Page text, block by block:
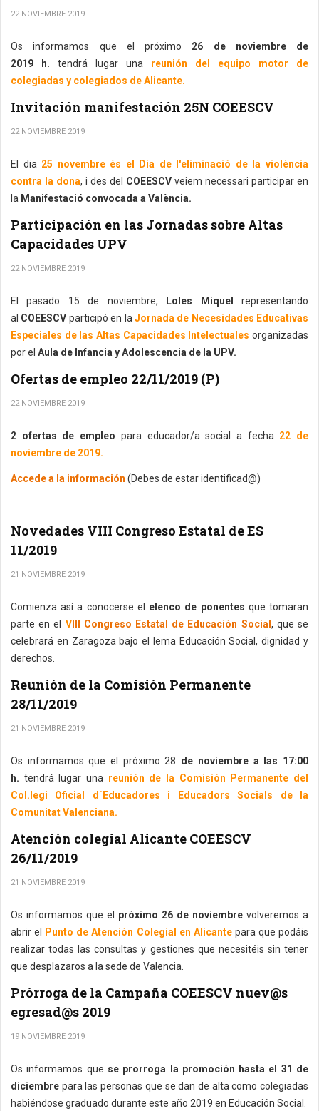
22 NOVIEMBRE 2019
Os informamos que el próximo 26 de noviembre de
2019 h. tendrá lugar una reunión del equipo motor de
colegiadas y colegiados de Alicante.
Invitación manifestación 25N COEESCV
22 NOVIEMBRE 2019
El dia 25 novembre és el Dia de l'eliminació de la violència
contra la dona, i des del COEESCV veiem necessari participar en
la Manifestació convocada a València.
Participación en las Jornadas sobre Altas
Capacidades UPV
22 NOVIEMBRE 2019
El pasado 15 de noviembre, Loles Miquel
representando
al COEESCV participó en la Jornada de Necesidades Educativas
Especiales de las Altas Capacidades Intelectuales organizadas
por el Aula de Infancia y Adolescencia de la UPV.
Ofertas de empleo 22/11/2019 (P)
22 NOVIEMBRE 2019
2 ofertas de empleo para educador/a social a fecha 22 de
noviembre de 2019.
Accede a la información (Debes de estar identificad@)
Novedades VIII Congreso Estatal de ES
11/2019
21 NOVIEMBRE 2019
Comienza así a conocerse el elenco de ponentes que tomaran
parte en el VIII Congreso Estatal de Educación Social , que se
celebrará en Zaragoza bajo el lema Educación Social, dignidad y
derechos.
Reunión de la Comisión Permanente
28/11/2019
21 NOVIEMBRE 2019
Os informamos que el próximo 28 de noviembre a las 17:00
h. tendrá lugar una reunión de la Comisión Permanente del
Col.legi Oficial d´Educadores i Educadors Socials de la
Comunitat Valenciana.
Atención colegial Alicante COEESCV
26/11/2019
21 NOVIEMBRE 2019
Os informamos que el próximo 26 de noviembre volveremos a
abrir el
Punto de Atención Colegial en Alicantepara que podáis
realizar todas las consultas y gestiones que necesitéis sin tener
que desplazaros a la sede de Valencia.
Prórroga de la Campaña COEESCV nuev@s
egresad@s 2019
19 NOVIEMBRE 2019
Os informamos que se prorroga la promoción hasta el 31 de
diciembre para las personas que se dan de alta como colegiadas
habiéndose graduado durante este año 2019 en Educación Social.